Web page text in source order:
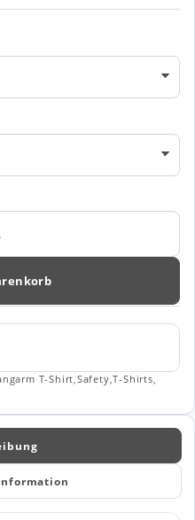
T-Shirt,Safety,T-Shirts,